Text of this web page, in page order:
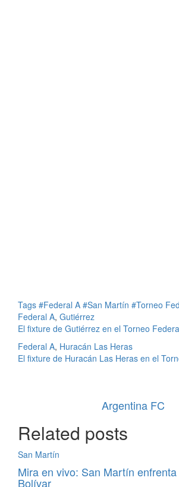
Tags #Federal A #San Martín #Torneo
Federal A, Gutiérrez
El fixture de Gutiérrez en el Torneo
Federal A, Huracán Las Heras
El fixture de Huracán Las Heras en el
Argentina FC
Related posts
San Martín
Mira en vivo: San Martín
Bolívar